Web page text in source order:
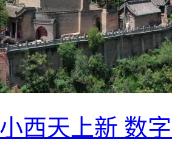
西天上新 数